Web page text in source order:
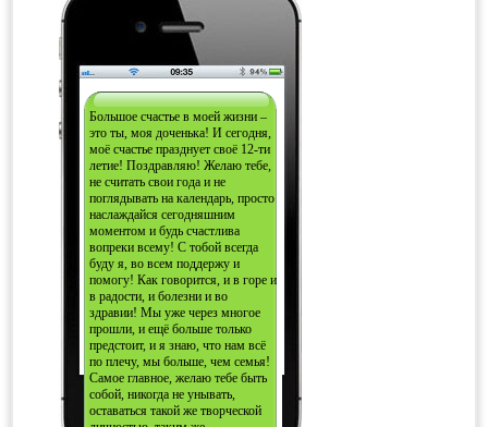
Большое счастье в моей жизни –
это ты, моя доченька! И сегодня,
моё счастье празднует своё 12-ти
летие! Поздравляю! Желаю тебе,
не считать свои года и не
поглядывать на календарь, просто
наслаждайся сегодняшним
моментом и будь счастлива
вопреки всему! С тобой всегда
буду я, во всем поддержу и
помогу! Как говорится, и в горе и
в радости, и болезни и во
здравии! Мы уже через многое
прошли, и ещё больше только
предстоит, и я знаю, что нам всё
по плечу, мы больше, чем семья!
Самое главное, желаю тебе быть
собой, никогда не унывать,
оставаться такой же творческой